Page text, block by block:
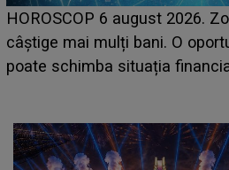
LINE-UP UNTOLD ONE,
care deschid festivalul și de la
așteptate concerte pe scena